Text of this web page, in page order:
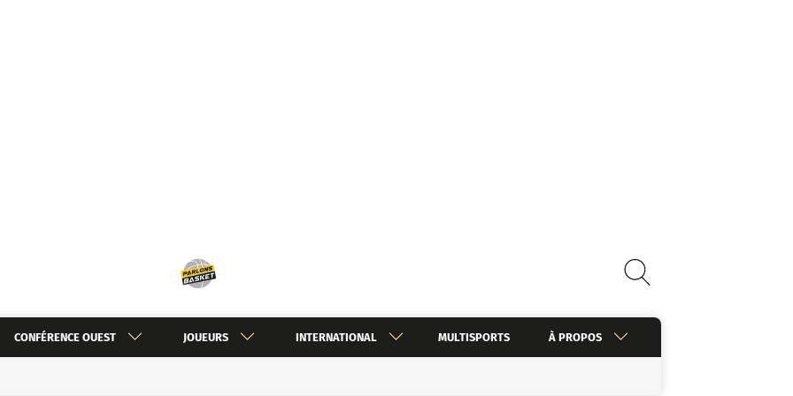
CONFÉRENCE OUEST JOUEURS INTERNATIONAL MULTISPORTS À PROPOS